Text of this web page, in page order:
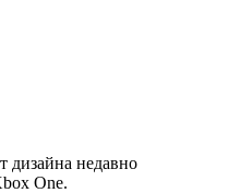
дизайна недавно
One.